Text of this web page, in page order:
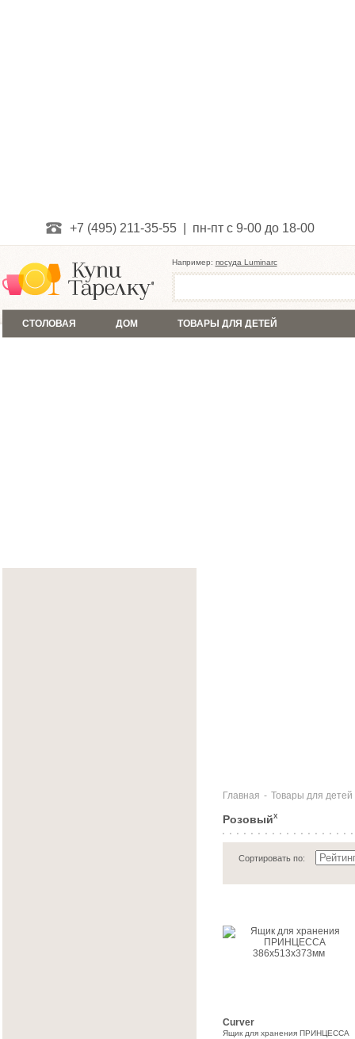
+7 (495) 211-35-55 | пн-пт с 9-00 до 18-00
Например: посуда Luminarc
СТОЛОВАЯ ДОМ ТОВАРЫ ДЛЯ ДЕТЕЙ
Главная - Товары для детей
РозовыйX
Сортировать по:
Curver
Ящик для хранения ПРИНЦЕССА